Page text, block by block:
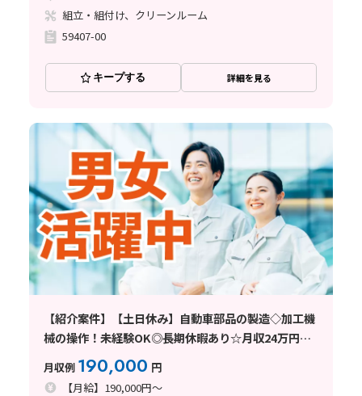
組立・組付け、クリーンルーム
59407-00
キープする 詳細を見る
【紹介案件】【土日休み】自動車部品の製造◇加工機
械の操作！未経験OK◎長期休暇あり☆月収24万円
月収例 190,000 円
【月給】190,000円～